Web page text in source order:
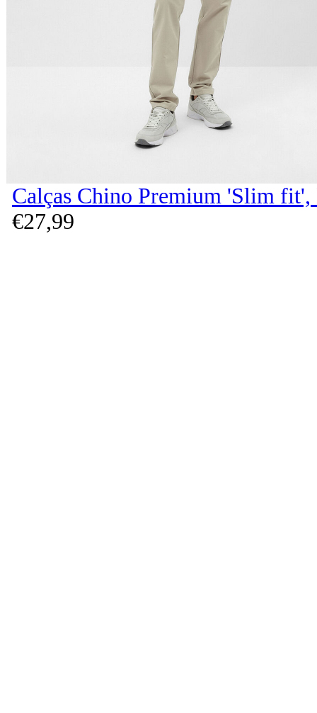
Calças Chino Premium 'Slim fit',
€27,99